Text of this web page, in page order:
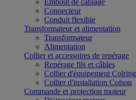
Embout de câblage
Connecteur
Conduit flexible
Transformateur et alimentation
Transformateur
Alimentation
Collier et accessoires de repérage
Repérage fils et câbles
Collier d'équipement Colring
Collier d'installation Colson
Commande et protection moteur